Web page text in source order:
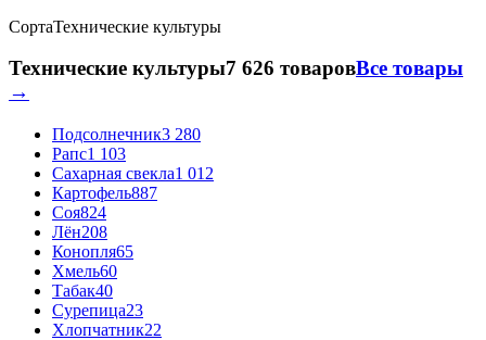
СортаТехнические культуры
Технические культуры7 626 товаровВсе товары
→
Подсолнечник3 280
Рапс1 103
Сахарная свекла1 012
Картофель887
Соя824
Лён208
Конопля65
Хмель60
Табак40
Сурепица23
Хлопчатник22